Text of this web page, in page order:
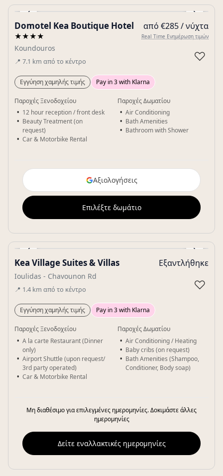
‹ ›
Gallery
Domotel Kea Boutique Hotel
★★★★
Koundouros
📍 7.1 km από το κέντρο
από €285 / νύχτα
Real Time Ενημέρωση τιμών
♡
Εγγύηση χαμηλής τιμής Pay in 3 with Klarna
Παροχές Ξενοδοχείου
12 hour reception / front desk
Beauty Treatment (on
request)
Car & Motorbike Rental
Παροχές Δωματίου
Air Conditioning
Bath Amenities
Bathroom with Shower
Αξιολογήσεις
Επιλέξτε δωμάτιο
‹ ›
Gallery
Kea Village Suites & Villas
Ioulidas - Chavounon Rd
📍 1.4 km από το κέντρο
Εξαντλήθηκε
♡
Εγγύηση χαμηλής τιμής Pay in 3 with Klarna
Παροχές Ξενοδοχείου
A la carte Restaurant (Dinner
only)
Airport Shuttle (upon request/
3rd party operated)
Car & Motorbike Rental
Παροχές Δωματίου
Air Conditioning / Heating
Baby cribs (on request)
Bath Amenities (Shampoo,
Conditioner, Body soap)
Μη διαθέσιμο για επιλεγμένες ημερομηνίες. Δοκιμάστε άλλες
ημερομηνίες
Δείτε εναλλακτικές ημερομηνίες